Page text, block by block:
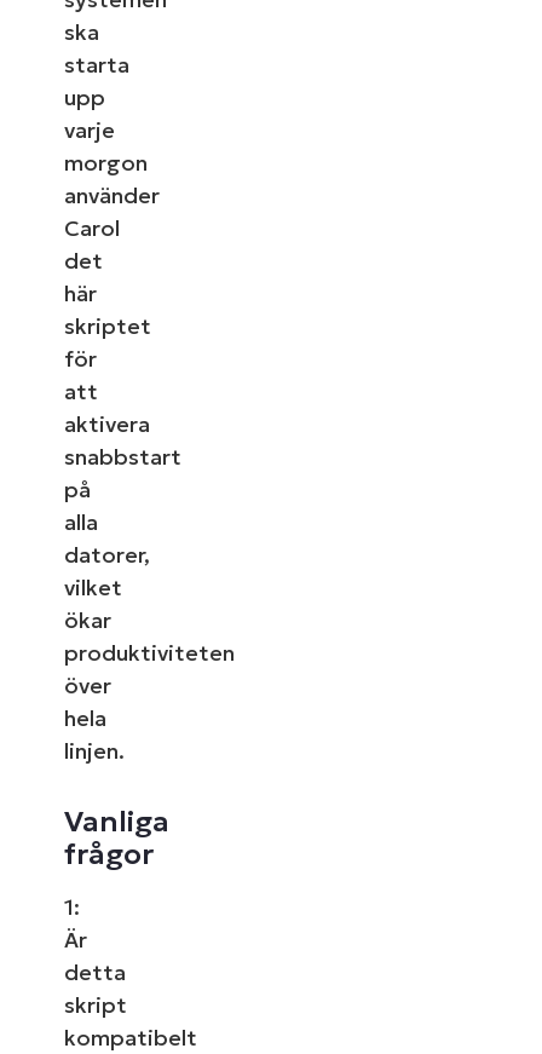
ska
starta
upp
varje
morgon
använder
Carol
det
här
skriptet
för
att
aktivera
snabbstart
på
alla
datorer,
vilket
ökar
produktiviteten
över
hela
linjen.
Vanliga
frågor
1:
Är
detta
skript
kompatibelt